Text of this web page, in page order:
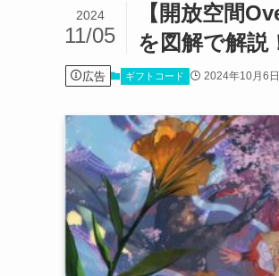
【開放空間
を図解で解説
2024
11/05
広告 ギフトコード 2024年10月6日